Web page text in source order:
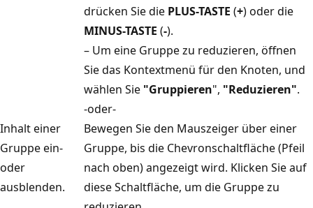
Inhalt einer
Gruppe ein-
oder
ausblenden.
drücken Sie die PLUS-TASTE (+) oder die
MINUS-TASTE (-).
– Um eine Gruppe zu reduzieren, öffnen
Sie das Kontextmenü für den Knoten, und
wählen Sie "Gruppieren", "Reduzieren".
-oder-
Bewegen Sie den Mauszeiger über einer
Gruppe, bis die Chevronschaltfläche (Pfeil
nach oben) angezeigt wird. Klicken Sie auf
diese Schaltfläche, um die Gruppe zu